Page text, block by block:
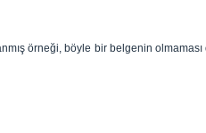
örneği, böyle bir belgenin